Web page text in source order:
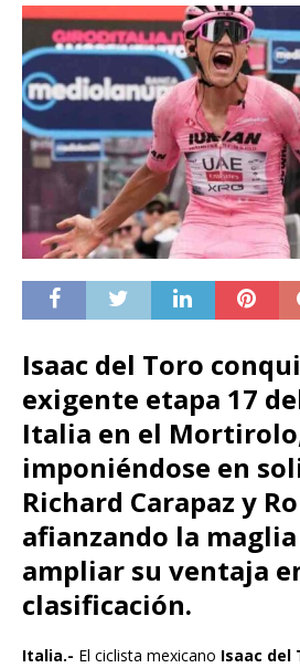
Isaac del Toro
exigente etapa 17
Italia en el
imponiéndose en
Richard Carapaz y
afianzando la
ampliar su ventaja
clasificación.
Italia.- El ciclista mexicano Isaac del